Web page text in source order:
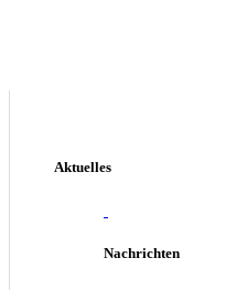
Aktuelles
Nachrichten